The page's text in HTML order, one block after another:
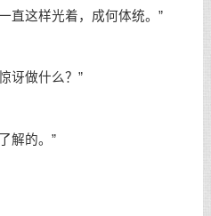
这样光着，成何体统。”
做什么？”
解的。”